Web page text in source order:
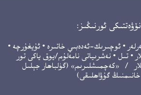
نۆۋەتتىكى ئورنىڭىز:
• ئوچىرىك-ئەدەبىي خاتىرە • ئۇيغۇرچە •
• تىل • نەشرىياتى نامەلۇم/يوق ياكى تور
/ «كەچمىشلىرىم» (گۈلباھار جېلىل
خانىمنىڭ گۇۋاھلىقى)